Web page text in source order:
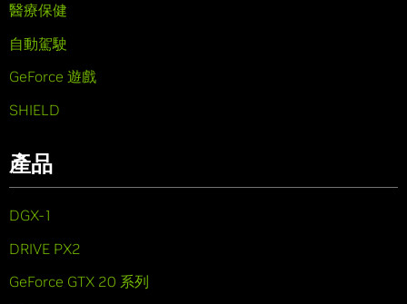
醫療保健
自動駕駛
GeForce 遊戲
SHIELD
產品
DGX-1
DRIVE PX2
GeForce GTX 20 系列